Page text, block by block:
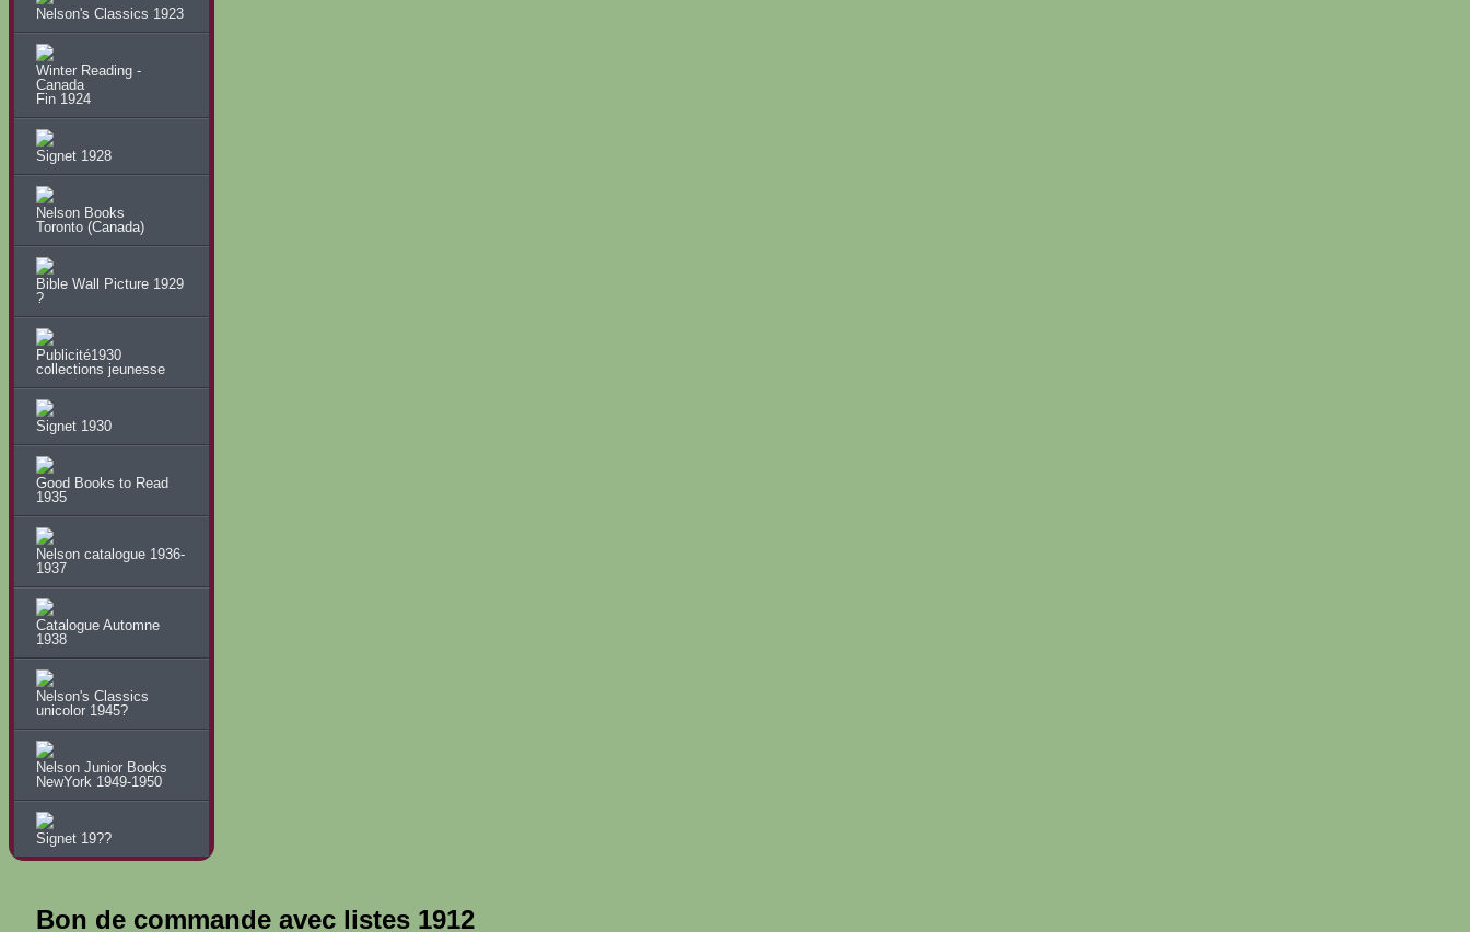
Nelson's Classics 1923
Winter Reading -
Canada
Fin 1924
Signet 1928
Nelson Books
Toronto (Canada)
Bible Wall Picture 1929
?
Publicité1930
collections jeunesse
Signet 1930
Good Books to Read
1935
Nelson catalogue 1936-
1937
Catalogue Automne
1938
Nelson's Classics
unicolor 1945?
Nelson Junior Books
NewYork 1949-1950
Signet 19??
Bon de commande avec listes 1912